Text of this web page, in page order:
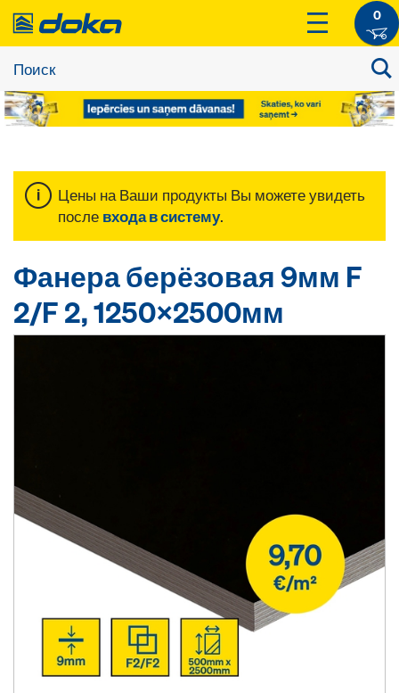
0
Цены на Ваши продукты Вы можете увидеть
после входа в систему.
Фанера берёзовая 9мм F
2/F 2, 1250x2500мм